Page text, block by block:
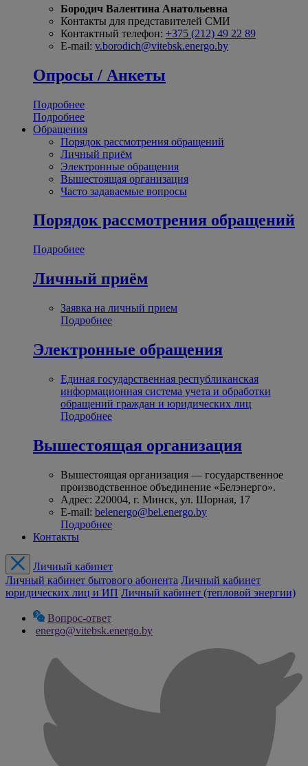
Бородич Валентина Анатольевна
Контакты для представителей СМИ
Контактный телефон: +375 (212) 49 22 89
E-mail: v.borodich@vitebsk.energo.by
Опросы / Анкеты
Подробнее
Подробнее
Обращения
Порядок рассмотрения обращений
Личный приём
Электронные обращения
Вышестоящая организация
Часто задаваемые вопросы
Порядок рассмотрения обращений
Подробнее
Личный приём
Заявка на личный прием
Подробнее
Электронные обращения
Единая государственная республиканская
информационная система учета и обработки
обращений граждан и юридических лиц
Подробнее
Вышестоящая организация
Вышестоящая организация — государственное
производственное объединение «Белэнерго».
Адрес: 220004, г. Минск, ул. Шорная, 17
E-mail: belenergo@bel.energo.by
Подробнее
Контакты
Личный кабинет
Личный кабинет бытового абонента Личный кабинет
юридических лиц и ИП Личный кабинет (тепловой энергии)
Вопрос-ответ
energo@vitebsk.energo.by